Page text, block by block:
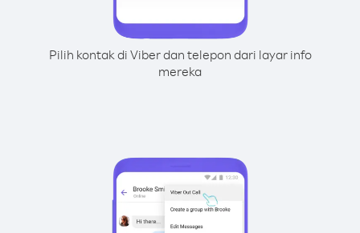
Pilih kontak di Viber dan telepon dari layar info
mereka